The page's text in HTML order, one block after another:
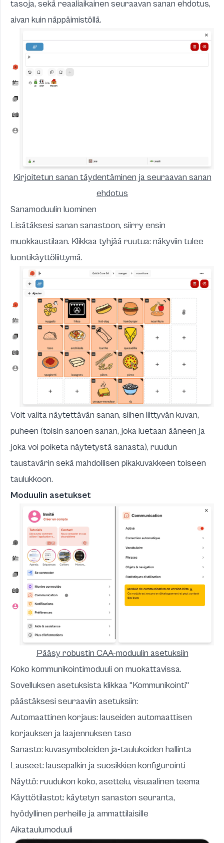
tasoja, sekä reaaliaikainen seuraavan sanan ehdotus,
aivan kuin näppäimistöllä.
Kirjoitetun sanan täydentäminen ja seuraavan sanan
ehdotus
Sanamoduulin luominen
Lisätäksesi sanan sanastoon, siirry ensin
muokkaustilaan. Klikkaa tyhjää ruutua: näkyviin tulee
luontikäyttöliittymä.
Voit valita näytettävän sanan, siihen liittyvän kuvan,
puheen (toisin sanoen sanan, joka luetaan ääneen ja
joka voi poiketa näytetystä sanasta), ruudun
taustavärin sekä mahdollisen pikakuvakkeen toiseen
taulukkoon.
Moduulin asetukset
Pääsy robustin CAA-moduulin asetuksiin
Koko kommunikointimoduuli on muokattavissa.
Sovelluksen asetuksista klikkaa "Kommunikointi"
päästäksesi seuraaviin asetuksiin:
Automaattinen korjaus: lauseiden automaattisen
korjauksen ja laajennuksen taso
Sanasto: kuvasymboleiden ja-taulukoiden hallinta
Lauseet: lausepalkin ja suosikkien konfigurointi
Näyttö: ruudukon koko, asettelu, visuaalinen teema
Käyttötilastot: käytetyn sanaston seuranta,
hyödyllinen perheille ja ammattilaisille
Aikataulumoduuli